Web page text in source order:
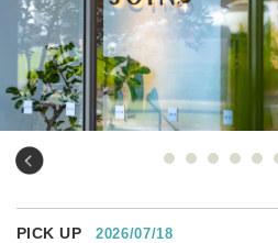
PICK UP 2026/07/18